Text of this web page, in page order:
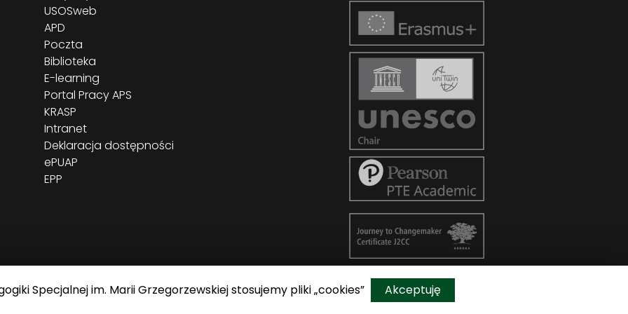
USOSweb
APD
Poczta
Biblioteka
E-learning
Portal Pracy APS
KRASP
Intranet
Deklaracja dostępności
ePUAP
EPP
im. Marii Grzegorzewskiej
Specjalnej im. Marii Grzegorzewskiej stosujemy pliki „cookies” Akceptuję